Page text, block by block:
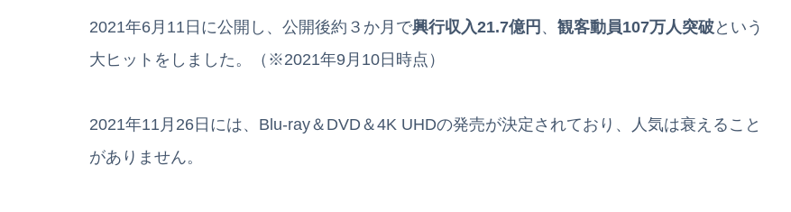
2021年6月11日に公開し、公開後約３か月で興行収入21.7億円 、 観客動員107万人突破という
大ヒットをしました。（※2021年9月10日時点）
2021年11月26日には、Blu-ray＆DVD＆4K UHDの発売が決定されており、人気は衰えること
がありません。